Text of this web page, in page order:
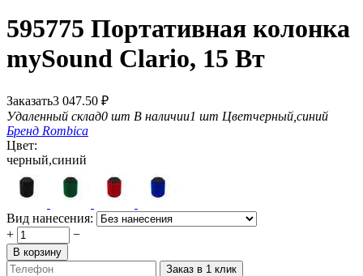
595775 Портативная колонка
mySound Clario, 15 Вт
Заказать3 047.50 ₽
Удаленный склад0 шт В наличии1 шт Цветчерный,синий
Бренд Rombica
Цвет:
черный,синий
Вид нанесения:
+
−
В корзину
Заказ в 1 клик